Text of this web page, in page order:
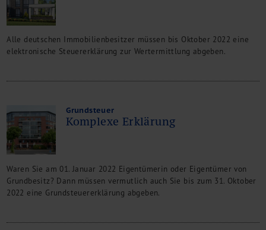
Alle deutschen Immobilienbesitzer müssen bis Oktober 2022 eine
elektronische Steuererklärung zur Wertermittlung abgeben.
Grundsteuer
Komplexe Erklärung
Waren Sie am 01. Januar 2022 Eigentümerin oder Eigentümer von
Grundbesitz? Dann müssen vermutlich auch Sie bis zum 31. Oktober
2022 eine Grundsteuererklärung abgeben.